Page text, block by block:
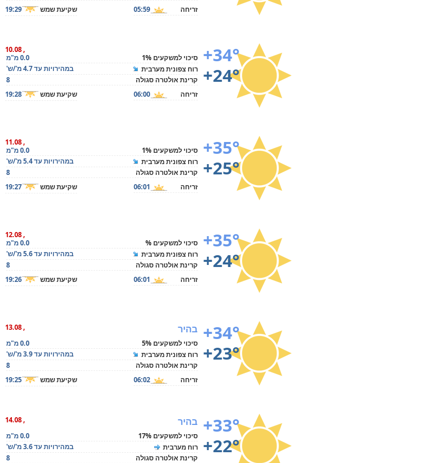
זריחה
05:59 שקיעת שמש 19:29
+34°
+24°
, 10.08
סיכוי למשקעים 1%
0.0 מ"מ
רוח צפונית מערבית
במהירויות עד 4.7 מ'/ש'
קרינת אולטרה סגולה
8
זריחה
06:00 שקיעת שמש 19:28
+35°
+25°
, 11.08
סיכוי למשקעים 1%
0.0 מ"מ
רוח צפונית מערבית
במהירויות עד 5.4 מ'/ש'
קרינת אולטרה סגולה
8
זריחה
06:01 שקיעת שמש 19:27
+35°
+24°
, 12.08
סיכוי למשקעים %
0.0 מ"מ
רוח צפונית מערבית
במהירויות עד 5.6 מ'/ש'
קרינת אולטרה סגולה
8
זריחה
06:01 שקיעת שמש 19:26
+34°
+23°
, 13.08 בהיר
סיכוי למשקעים 5%
0.0 מ"מ
רוח צפונית מערבית
במהירויות עד 3.9 מ'/ש'
קרינת אולטרה סגולה
8
זריחה
06:02 שקיעת שמש 19:25
+33°
+22°
, 14.08 בהיר
סיכוי למשקעים 17%
0.0 מ"מ
רוח מערבית
במהירויות עד 3.6 מ'/ש'
קרינת אולטרה סגולה
8